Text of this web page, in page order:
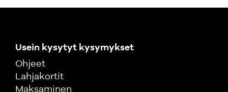
Usein kysytyt kysymykset
Ohjeet
Lahjakortit
Maksaminen